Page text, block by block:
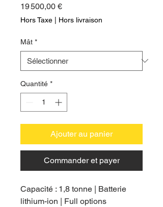
19 500,00 €Prix
Hors Taxe | Hors livraison
Mât *
Quantité *
Ajouter au panier
Commander et payer
Capacité : 1,8 tonne | Batterie
lithium-ion | Full options